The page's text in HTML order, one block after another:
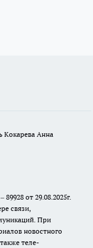
Кокарева Анна
от 29.08.2025г.
связи,
При
новостного
теле-